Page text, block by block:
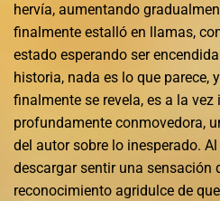
hervía, aumentando
finalmente estalló en llamas,
estado esperando ser
historia, nada es lo que parece,
finalmente se revela, es a la
profundamente conmovedora,
del autor sobre lo inesperado.
descargar sentir una sensación
reconocimiento agridulce de